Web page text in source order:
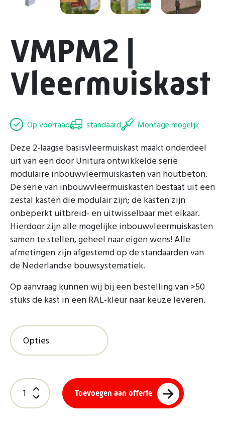
VMPM2 |
Vleermuiskast
Op voorraad standaard Montage mogelijk
Deze 2-laagse basisvleermuiskast maakt onderdeel
uit van een door Unitura ontwikkelde serie
modulaire inbouwvleermuiskasten van houtbeton.
De serie van inbouwvleermuiskasten bestaat uit een
zestal kasten die modulair zijn; de kasten zijn
onbeperkt uitbreid- en uitwisselbaar met elkaar.
Hierdoor zijn alle mogelijke inbouwvleermuiskasten
samen te stellen, geheel naar eigen wens! Alle
afmetingen zijn afgestemd op de standaarden van
de Nederlandse bouwsystematiek.
Op aanvraag kunnen wij bij een bestelling van >50
stuks de kast in een RAL-kleur naar keuze leveren.
Toevoegen aan offerte